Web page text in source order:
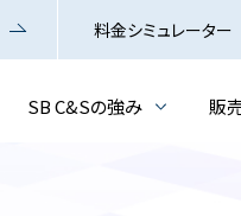
料金シミュレーター
SB C&Sの強み 販